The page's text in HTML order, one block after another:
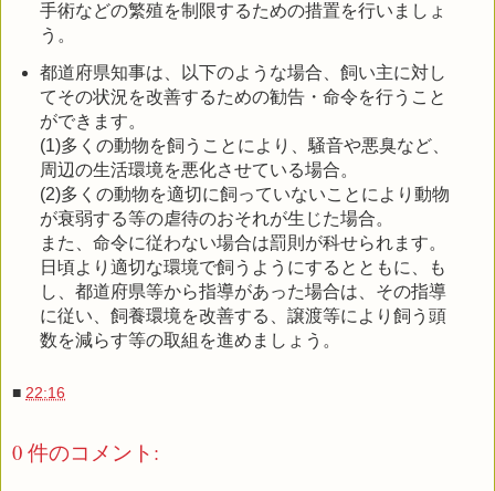
手術などの繁殖を制限するための措置を行いましょ
う。
都道府県知事は、以下のような場合、飼い主に対し
てその状況を改善するための勧告・命令を行うこと
ができます。
(1)多くの動物を飼うことにより、騒音や悪臭など、
周辺の生活環境を悪化させている場合。
(2)多くの動物を適切に飼っていないことにより動物
が衰弱する等の虐待のおそれが生じた場合。
また、命令に従わない場合は罰則が科せられます。
日頃より適切な環境で飼うようにするとともに、も
し、都道府県等から指導があった場合は、その指導
に従い、飼養環境を改善する、譲渡等により飼う頭
数を減らす等の取組を進めましょう。
■ 22:16
0 件のコメント: